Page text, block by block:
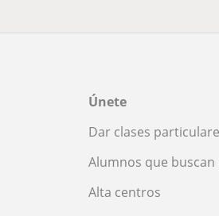
Únete
Dar clases
Alumnos que
Alta centros